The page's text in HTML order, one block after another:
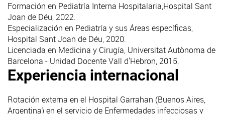
Formación en Pediatría Interna Hospitalaria,Hospital Sant
Joan de Déu, 2022.
Especialización en Pediatría y sus Áreas específicas,
Hospital Sant Joan de Déu, 2020.
Licenciada en Medicina y Cirugía, Universitat Autònoma de
Barcelona - Unidad Docente Vall d'Hebron, 2015.
Experiencia internacional
Rotación externa en el Hospital Garrahan (Buenos Aires,
Argentina) en el servicio de Enfermedades infecciosas y